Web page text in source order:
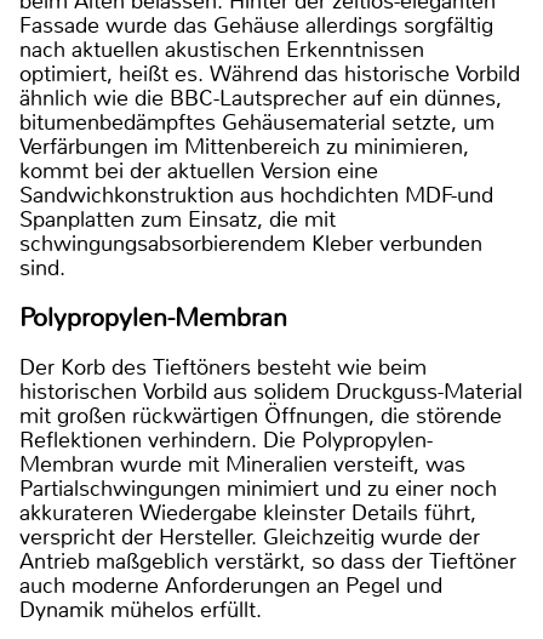
Fassade wurde das Gehäuse allerdings sorgfältig
nach aktuellen akustischen Erkenntnissen
optimiert, heißt es. Während das historische Vorbild
ähnlich wie die BBC-Lautsprecher auf ein dünnes,
bitumenbedämpftes Gehäusematerial setzte, um
Verfärbungen im Mittenbereich zu minimieren,
kommt bei der aktuellen Version eine
Sandwichkonstruktion aus hochdichten MDF-und
Spanplatten zum Einsatz, die mit
schwingungsabsorbierendem Kleber verbunden
sind.
Polypropylen-Membran
Der Korb des Tieftöners besteht wie beim
historischen Vorbild aus solidem Druckguss-Material
mit großen rückwärtigen Öffnungen, die störende
Reflektionen verhindern. Die Polypropylen-
Membran wurde mit Mineralien versteift, was
Partialschwingungen minimiert und zu einer noch
akkurateren Wiedergabe kleinster Details führt,
verspricht der Hersteller. Gleichzeitig wurde der
Antrieb maßgeblich verstärkt, so dass der Tieftöner
auch moderne Anforderungen an Pegel und
Dynamik mühelos erfüllt.